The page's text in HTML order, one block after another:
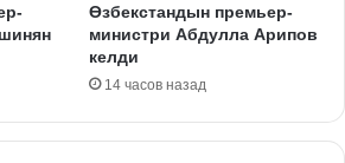
Өзбекстандын премьер-
министри Абдулла Арипов
келди
14 часов назад